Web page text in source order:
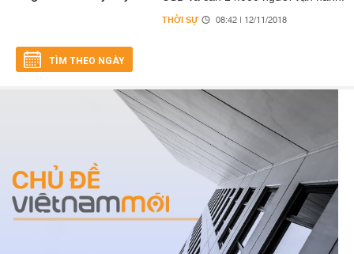
THỜI SỰ 08:42 | 12/11/2018
TÌM THEO NGÀY